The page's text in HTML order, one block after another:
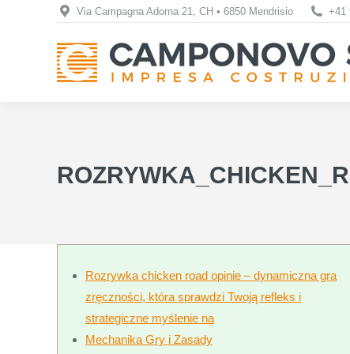
Via Campagna Adorna 21, CH • 6850 Mendrisio +41
Rozrywka chicken road opinie – dynamiczna gra
zręczności, która sprawdzi Twoją refleks i
strategiczne myślenie na
Mechanika Gry i Zasady